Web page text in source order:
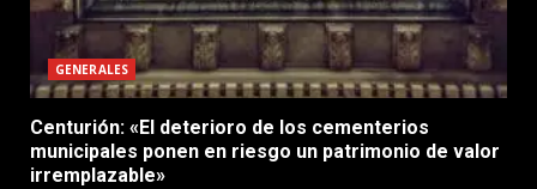
GENERALES
Centurión: «El deterioro de los cementerios
municipales ponen en riesgo un patrimonio de valor
irremplazable»